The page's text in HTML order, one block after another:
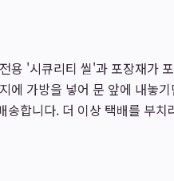
용 '시큐리티 씰'과 포장재가
에 가방을 넣어 문 앞에 내놓
합니다. 더 이상 택배를 부치